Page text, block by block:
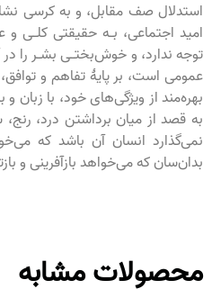
استدلال صف مقابل، و به کرسی
امید اجتماعی، بـه حقیقتی کلـی
توجه ندارد، و خوش‌بختـی بشـر را
عمومی است، بر پایۀ تفاهم و
بهره‌مند از ویژگی‌های خود، با زبان
به قصد از میان برداشتن درد،
نمی‌گذارد انسان آن باشد که
بدان‌سان که می‌خواهد بازآفرینی و
محصولات مشابه